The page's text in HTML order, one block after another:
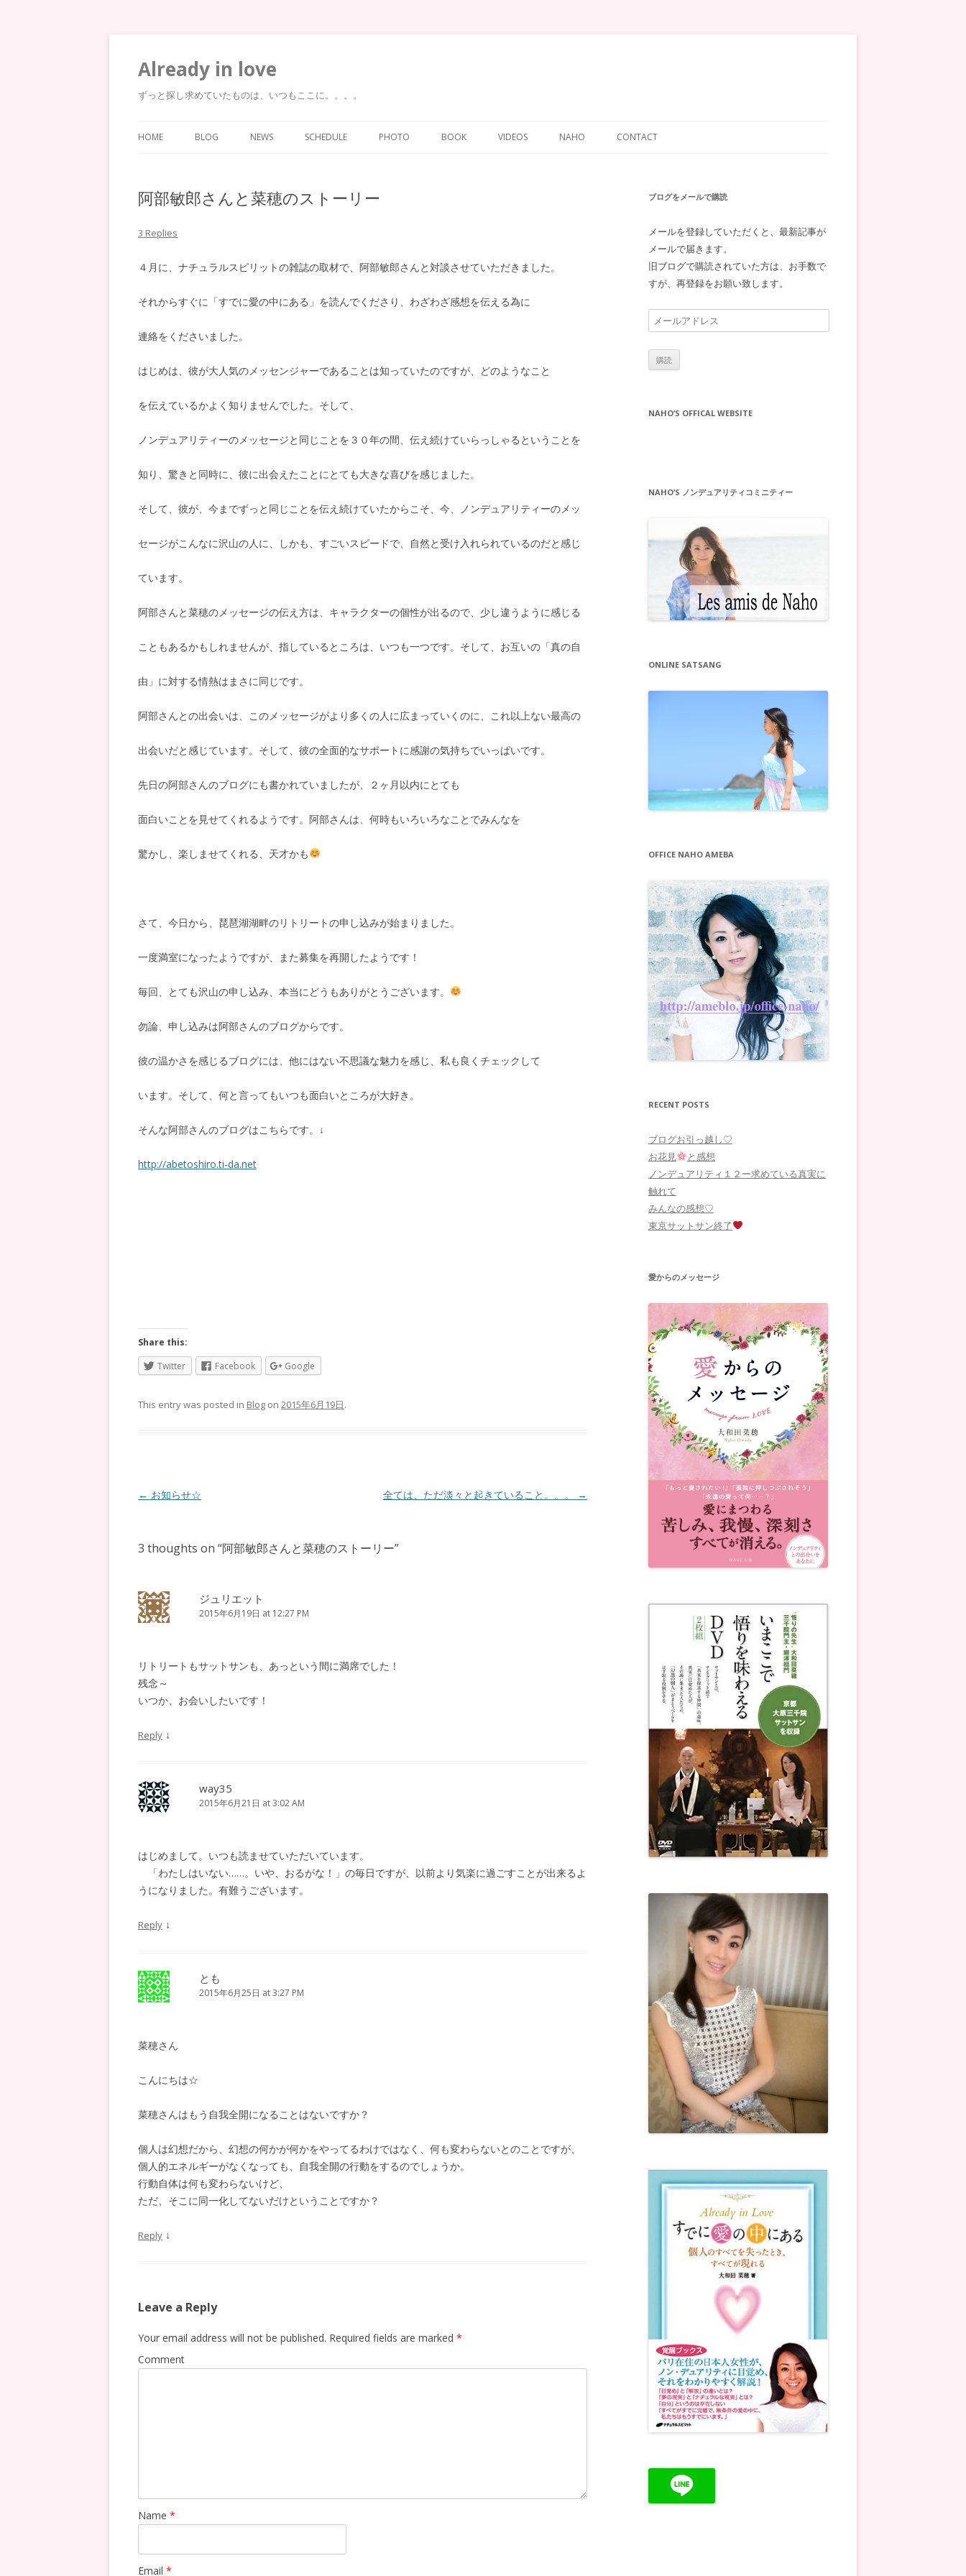
Already in love
ずっと探し求めていたものは、いつもここに。。。。
HOME BLOG NEWS SCHEDULE PHOTO BOOK VIDEOS NAHO CONTACT
阿部敏郎さんと菜穂のストーリー
3 Replies
４月に、ナチュラルスピリットの雑誌の取材で、阿部敏郎さんと対談させていただきました。
それからすぐに「すでに愛の中にある」を読んでくださり、わざわざ感想を伝える為に
連絡をくださいました。
はじめは、彼が大人気のメッセンジャーであることは知っていたのですが、どのようなこと
を伝えているかよく知りませんでした。そして、
ノンデュアリティーのメッセージと同じことを３０年の間、伝え続けていらっしゃるということを
知り、驚きと同時に、彼に出会えたことにとても大きな喜びを感じました。
そして、彼が、今までずっと同じことを伝え続けていたからこそ、今、ノンデュアリティーのメッ
セージがこんなに沢山の人に、しかも、すごいスピードで、自然と受け入れられているのだと感じ
ています。
阿部さんと菜穂のメッセージの伝え方は、キャラクターの個性が出るので、少し違うように感じる
こともあるかもしれませんが、指しているところは、いつも一つです。そして、お互いの「真の自
由」に対する情熱はまさに同じです。
阿部さんとの出会いは、このメッセージがより多くの人に広まっていくのに、これ以上ない最高の
出会いだと感じています。そして、彼の全面的なサポートに感謝の気持ちでいっぱいです。
先日の阿部さんのブログにも書かれていましたが、２ヶ月以内にとても
面白いことを見せてくれるようです。阿部さんは、何時もいろいろなことでみんなを
驚かし、楽しませてくれる、天才かも
さて、今日から、琵琶湖湖畔のリトリートの申し込みが始まりました。
一度満室になったようですが、また募集を再開したようです！
毎回、とても沢山の申し込み、本当にどうもありがとうございます。
勿論、申し込みは阿部さんのブログからです。
彼の温かさを感じるブログには、他にはない不思議な魅力を感じ、私も良くチェックして
います。そして、何と言ってもいつも面白いところが大好き。
そんな阿部さんのブログはこちらです。↓
http://abetoshiro.ti-da.net
Share this:
Twitter
Facebook Google
This entry was posted in Blog on 2015年6月19日.
Post
← お知らせ☆ 全ては、ただ淡々と起きていること。。。 →
3 thoughts on “阿部敏郎さんと菜穂のストーリー”
ジュリエット
2015年6月19日 at 12:27 PM
リトリートもサットサンも、あっという間に満席でした！
残念～
いつか、お会いしたいです！
Reply ↓
way35
2015年6月21日 at 3:02 AM
はじめまして。いつも読ませていただいています。
「わたしはいない……。いや、おるがな！」の毎日ですが、以前より気楽に過ごすことが出来るよ
うになりました。有難うございます。
Reply ↓
とも
2015年6月25日 at 3:27 PM
菜穂さん
こんにちは☆
菜穂さんはもう自我全開になることはないですか？
個人は幻想だから、幻想の何かが何かをやってるわけではなく、何も変わらないとのことですが、
個人的エネルギーがなくなっても、自我全開の行動をするのでしょうか。
行動自体は何も変わらないけど、
ただ、そこに同一化してないだけということですか？
Reply ↓
Leave a Reply
Your email address will not be published. Required fields are marked *
Comment
Name *
Email *
ブログをメールで購読
メールを登録していただくと、最新記事が
メールで届きます。
旧ブログで購読されていた方は、お手数で
すが、再登録をお願い致します。
メ
ー
ル
ア
NAHO’S OFFICAL WEBSITE
NAHO’S ノンデュアリティコミニティー
ONLINE SATSANG
OFFICE NAHO AMEBA
RECENT POSTS
ブログお引っ越し♡
お花見
と感想
ノンデュアリティ１２ー求めている真実に
触れて
みんなの感想♡
東京サットサン終了
愛からのメッセージ